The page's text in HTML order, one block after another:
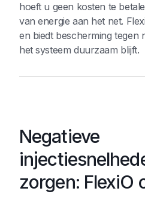
hoeft u geen kosten te
van energie aan het net.
en biedt bescherming tegen
het systeem duurzaam blijft.
Negatieve
zorgen: FlexiO